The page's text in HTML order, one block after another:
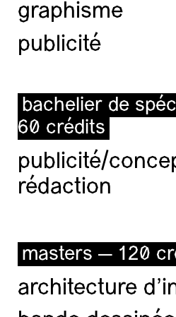
première expo/ bac 1
graphisme
publicité
bachelier de
60 crédits
publicité/
rédaction
masters — 120
architecture